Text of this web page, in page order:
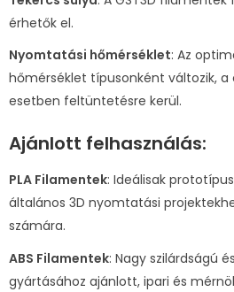
érhetők el.
Nyomtatási hőmérséklet: Az
hőmérséklet típusonként változik,
esetben feltüntetésre kerül.
Ajánlott felhasználás:
PLA Filamentek: Ideálisak
általános 3D nyomtatási
számára.
ABS Filamentek: Nagy szilárdságú
gyártásához ajánlott, ipari és